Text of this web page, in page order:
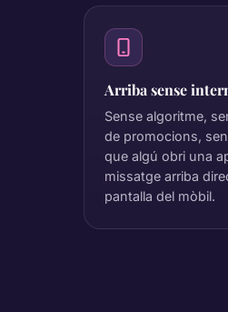
Arriba sense
Sense algoritme,
de promocions,
que algú obri una
missatge arriba
pantalla del mòbil.